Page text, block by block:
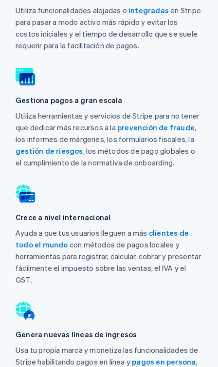
Utiliza funcionalidades alojadas o integradas en Stripe
para pasar a modo activo más rápido y evitar los
costos iniciales y el tiempo de desarrollo que se suele
requerir para la facilitación de pagos.
Gestiona pagos a gran escala
Utiliza herramientas y servicios de Stripe para no tener
que dedicar más recursos a la prevención de fraude,
los informes de márgenes, los formularios fiscales, la
gestión de riesgos, los métodos de pago globales o
el cumplimiento de la normativa de onboarding.
Crece a nivel internacional
Ayuda a que tus usuarios lleguen a más clientes de
todo el mundo con métodos de pagos locales y
herramientas para registrar, calcular, cobrar y presentar
fácilmente el impuesto sobre las ventas, el IVA y el
GST.
Genera nuevas líneas de ingresos
Usa tu propia marca y monetiza las funcionalidades de
Stripe habilitando pagos en línea y pagos en persona,